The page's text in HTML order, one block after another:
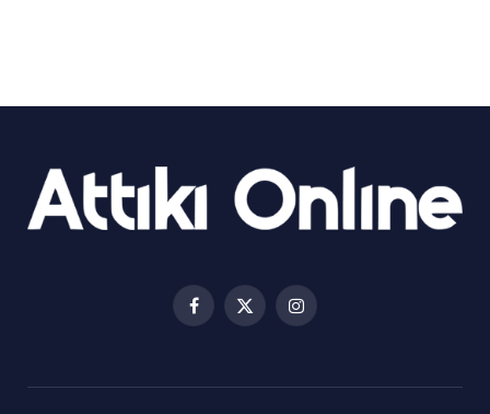
Βριλήσσια: Αυτοκίνητο έσπασε
τζαμαρία και μπήκε μέσα σε μαγαζί
Facebook
X
Instagram